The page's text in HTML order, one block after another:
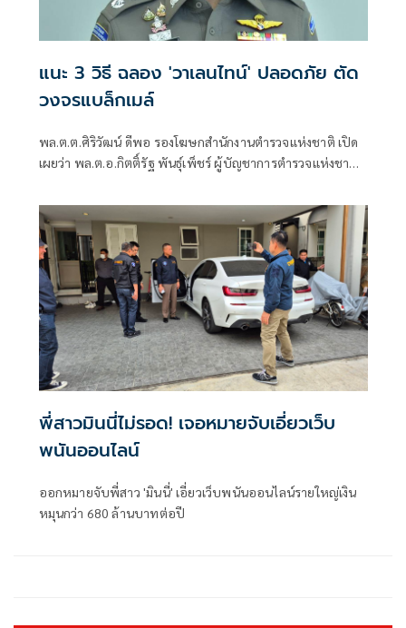
แนะ 3 วิธี ฉลอง 'วาเลนไทน์' ปลอดภัย ตัด
วงจรแบล็กเมล์
พล.ต.ต.ศิริวัฒน์ ดีพอ รองโฆษกสำนักงานตำรวจแห่งชาติ เปิด
เผยว่า พล.ต.อ.กิตติ์รัฐ พันธุ์เพ็ชร์ ผู้บัญชาการตำรวจแห่งชาติ
พี่สาวมินนี่ไม่รอด! เจอหมายจับเอี่ยวเว็บ
พนันออนไลน์
ออกหมายจับพี่สาว 'มินนี่' เอี่ยวเว็บพนันออนไลน์รายใหญ่เงิน
หมุนกว่า 680 ล้านบาทต่อปี